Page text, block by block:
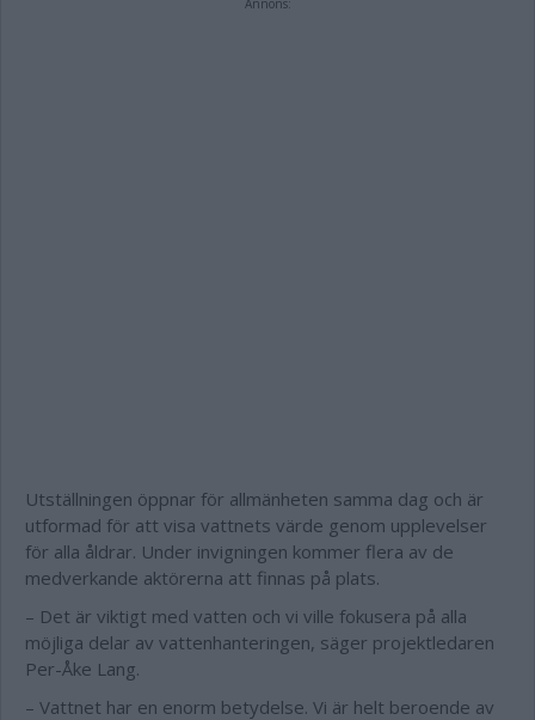
Annons:
Utställningen öppnar för allmänheten samma dag och är
utformad för att visa vattnets värde genom upplevelser
för alla åldrar. Under invigningen kommer flera av de
medverkande aktörerna att finnas på plats.
– Det är viktigt med vatten och vi ville fokusera på alla
möjliga delar av vattenhanteringen, säger projektledaren
Per-Åke Lang.
– Vattnet har en enorm betydelse. Vi är helt beroende av